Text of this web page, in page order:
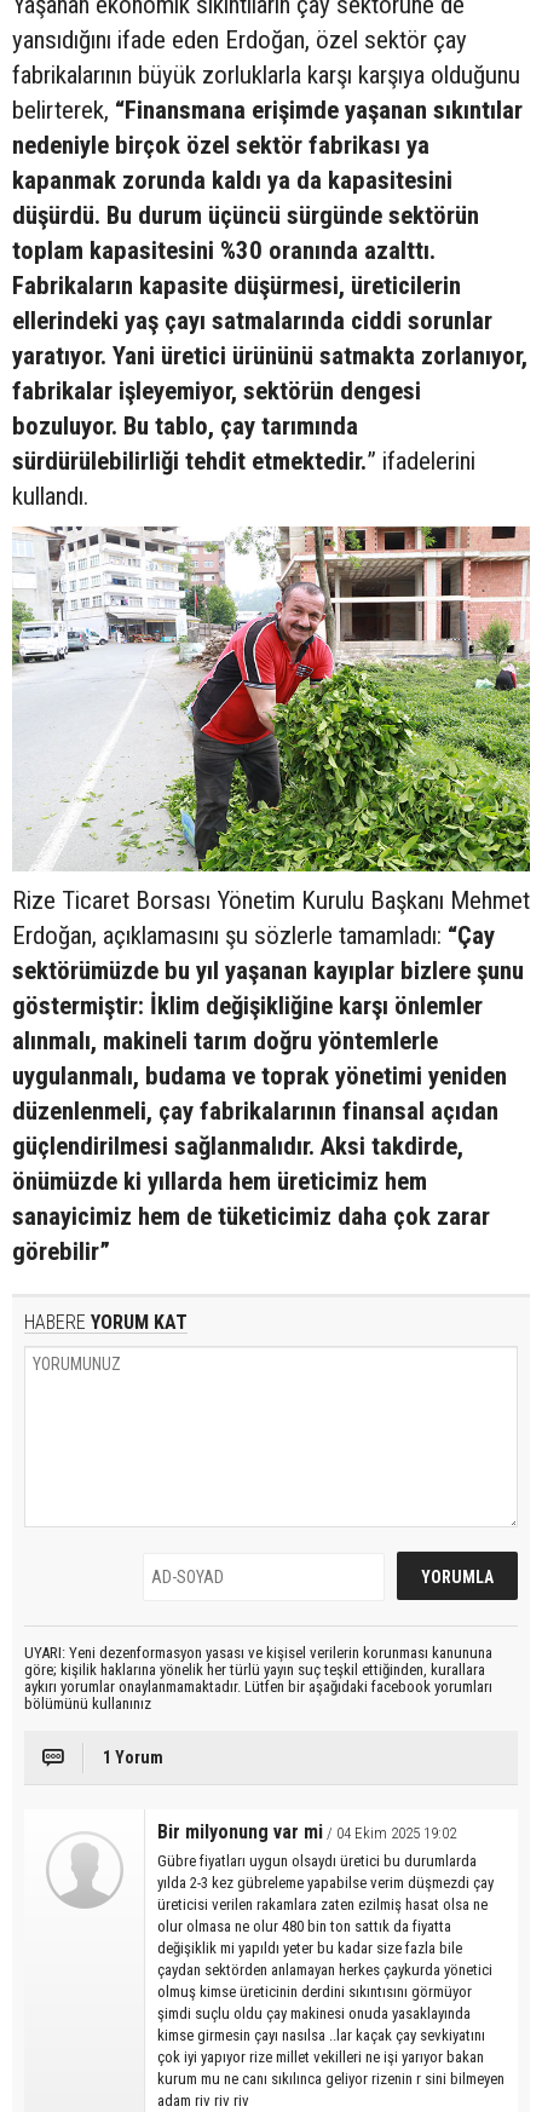
yansıdığını ifade eden Erdoğan, özel sektör çay
fabrikalarının büyük zorluklarla karşı karşıya olduğunu
belirterek, “Finansmana erişimde yaşanan sıkıntılar
nedeniyle birçok özel sektör fabrikası ya
kapanmak zorunda kaldı ya da kapasitesini
düşürdü. Bu durum üçüncü sürgünde sektörün
toplam kapasitesini %30 oranında azalttı.
Fabrikaların kapasite düşürmesi, üreticilerin
ellerindeki yaş çayı satmalarında ciddi sorunlar
yaratıyor. Yani üretici ürününü satmakta zorlanıyor,
fabrikalar işleyemiyor, sektörün dengesi
bozuluyor. Bu tablo, çay tarımında
sürdürülebilirliği tehdit etmektedir.” ifadelerini
kullandı.
Rize Ticaret Borsası Yönetim Kurulu Başkanı Mehmet
Erdoğan, açıklamasını şu sözlerle tamamladı: “Çay
sektörümüzde bu yıl yaşanan kayıplar bizlere şunu
göstermiştir: İklim değişikliğine karşı önlemler
alınmalı, makineli tarım doğru yöntemlerle
uygulanmalı, budama ve toprak yönetimi yeniden
düzenlenmeli, çay fabrikalarının finansal açıdan
güçlendirilmesi sağlanmalıdır. Aksi takdirde,
önümüzde ki yıllarda hem üreticimiz hem
sanayicimiz hem de tüketicimiz daha çok zarar
görebilir”
HABERE YORUM KAT
UYARI: Yeni dezenformasyon yasası ve kişisel verilerin korunması kanununa
göre; kişilik haklarına yönelik her türlü yayın suç teşkil ettiğinden, kurallara
aykırı yorumlar onaylanmamaktadır. Lütfen bir aşağıdaki facebook yorumları
bölümünü kullanınız
1 Yorum
Bir milyonung var mi / 04 Ekim 2025 19:02
Gübre fiyatları uygun olsaydı üretici bu durumlarda
yılda 2-3 kez gübreleme yapabilse verim düşmezdi çay
üreticisi verilen rakamlara zaten ezilmiş hasat olsa ne
olur olmasa ne olur 480 bin ton sattık da fiyatta
değişiklik mi yapıldı yeter bu kadar size fazla bile
çaydan sektörden anlamayan herkes çaykurda yönetici
olmuş kimse üreticinin derdini sıkıntısını görmüyor
şimdi suçlu oldu çay makinesi onuda yasaklayında
kimse girmesin çayı nasılsa ..lar kaçak çay sevkiyatını
çok iyi yapıyor rize millet vekilleri ne işi yarıyor bakan
kurum mu ne canı sıkılınca geliyor rizenin r sini bilmeyen
adam riv riv riv